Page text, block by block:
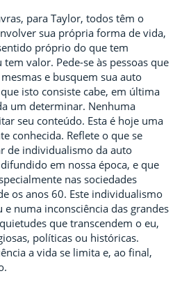
para Taylor, todos têm o
sua própria forma de vida,
próprio do que tem
valor. Pede-se às pessoas que
e busquem sua auto
isto consiste cabe, em última
um determinar. Nenhuma
seu conteúdo. Esta é hoje uma
conhecida. Reflete o que se
de individualismo da auto
em nossa época, e que
nas sociedades
os anos 60. Este individualismo
e numa inconsciência das grandes
que transcendem o eu,
políticas ou históricas.
a vida se limita e, ao final,